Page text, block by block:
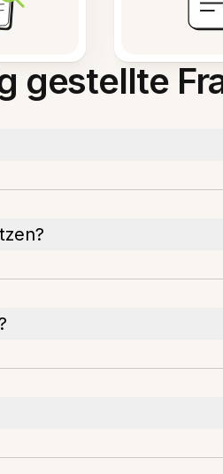
gestellte